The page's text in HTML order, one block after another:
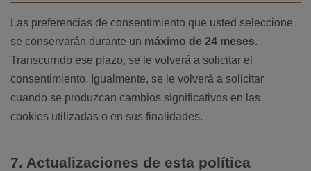
Las preferencias de consentimiento que usted seleccione
se conservarán durante un máximo de 24 meses.
Transcurrido ese plazo, se le volverá a solicitar el
consentimiento. Igualmente, se le volverá a solicitar
cuando se produzcan cambios significativos en las
cookies utilizadas o en sus finalidades.
7. Actualizaciones de esta política